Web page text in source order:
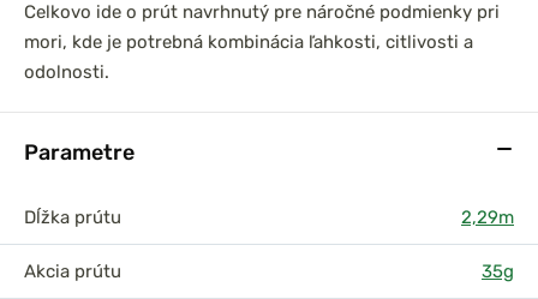
Celkovo ide o prút navrhnutý pre náročné podmienky pri
mori, kde je potrebná kombinácia ľahkosti, citlivosti a
odolnosti.
Parametre
Dĺžka prútu 2,29m
Akcia prútu 35g